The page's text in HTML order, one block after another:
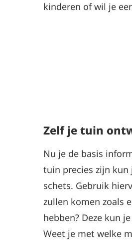
kinderen of wil je
Zelf je tuin
Nu je de basis
tuin precies zijn kun
schets. Gebruik
zullen komen zoals
hebben? Deze kun
Weet je met welke